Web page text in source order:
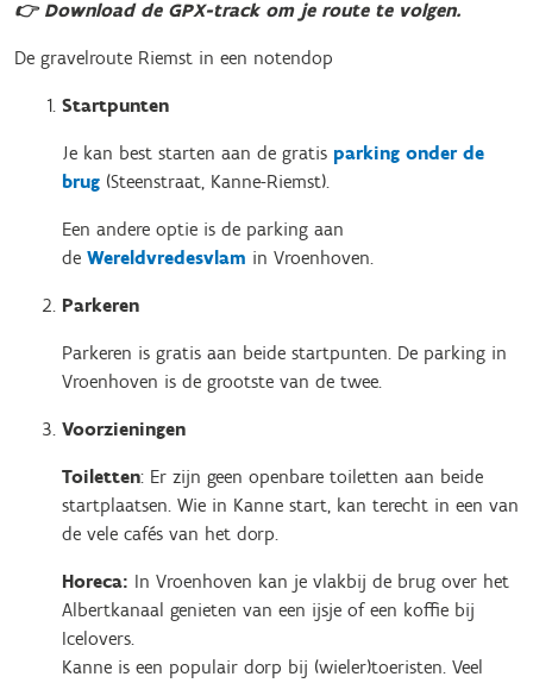
👉 Download de GPX-track om je route te volgen.
De gravelroute Riemst in een notendop
Startpunten
Je kan best starten aan de gratis parking onder de
brug (Steenstraat, Kanne-Riemst).
Een andere optie is de parking aan
de Wereldvredesvlam in Vroenhoven.
Parkeren
Parkeren is gratis aan beide startpunten. De parking in
Vroenhoven is de grootste van de twee.
Voorzieningen
Toiletten: Er zijn geen openbare toiletten aan beide
startplaatsen. Wie in Kanne start, kan terecht in een van
de vele cafés van het dorp.
Horeca: In Vroenhoven kan je vlakbij de brug over het
Albertkanaal genieten van een ijsje of een koffie bij
Icelovers.
Kanne is een populair dorp bij (wieler)toeristen. Veel